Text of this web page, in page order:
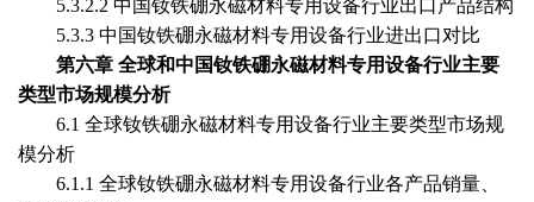
5.3.2.2 中国钕铁硼永磁材料专用设备行业出口产品结构
5.3.3 中国钕铁硼永磁材料专用设备行业进出口对比
第六章 全球和中国钕铁硼永磁材料专用设备行业主要
类型市场规模分析
6.1 全球钕铁硼永磁材料专用设备行业主要类型市场规
模分析
6.1.1 全球钕铁硼永磁材料专用设备行业各产品销量、